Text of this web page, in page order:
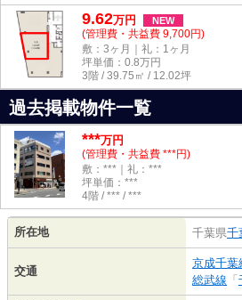
9.62万円 NEW
(管理費・共益費 9,700円)
敷：3ヶ月｜礼：1ヶ月
坪単価： 0.8万円
3階 / 39.75㎡ / 12.02坪
過去掲載物件一覧
***万円
(管理費・共益費 ***円)
敷：***｜礼：***
坪単価：***
4階 / *** / ***
所在地 千葉県千
交通
京成千葉
総武線 「